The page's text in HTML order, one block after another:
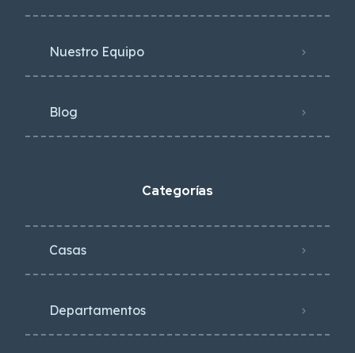
Nuestro Equipo
Blog
Categorías
Casas
Departamentos